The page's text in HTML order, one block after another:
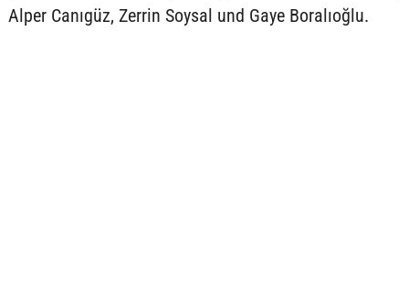
Alper Canıgüz, Zerrin Soysal und Gaye Boralıoğlu.